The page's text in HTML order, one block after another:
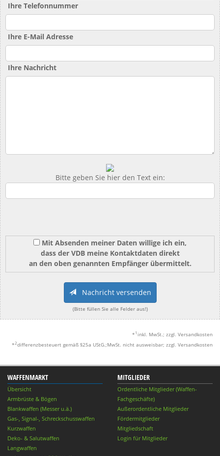
Ihre Telefonnummer
Ihre E-Mail Adresse
Ihre Nachricht
Bitte geben Sie hier den Text ein:
Mit Absenden meiner Daten willige ich ein,
dass der VDB meine Kontaktdaten direkt
an den oben genannten Empfänger übermittelt.
Nachricht versenden
(Bitte füllen Sie alle Felder aus!)
* 1 inkl. MwSt.; zzgl. Versandkosten
*2differenzbesteuert gemäß §25a UStG.;MwSt. nicht ausweisbar; zzgl. Versandkosten
WAFFENMARKT
Übersicht
Armbrüste & Bögen
Blankwaffen (Messer u.ä.)
Gas-, Signal-, Schreckschusswaffen
Kurzwaffen
Deko- & Salutwaffen
Langwaffen
MITGLIEDER
Ordentliche Mitglieder (Waffen-
Fachgeschäfte)
Außerordentliche Mitglieder
Fördermitglieder
Mitgliedschaft
Login für Mitglieder